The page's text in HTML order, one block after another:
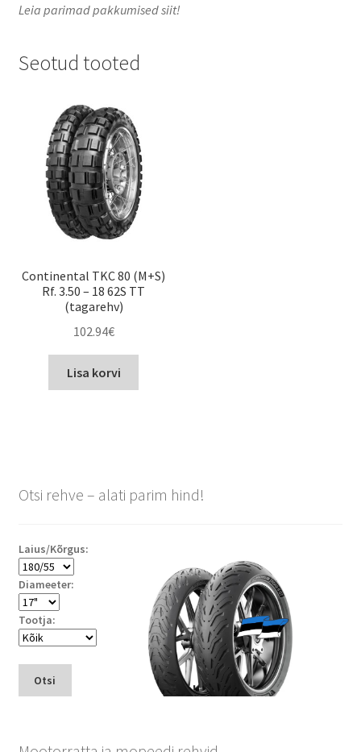
Leia parimad pakkumised siit!
Seotud tooted
Continental TKC 80 (M+S)
Rf. 3.50 – 18 62S TT
(tagarehv)
102.94€
Lisa korvi
Otsi rehve – alati parim hind!
Laius/Kõrgus:
Diameeter:
Tootja:
Otsi